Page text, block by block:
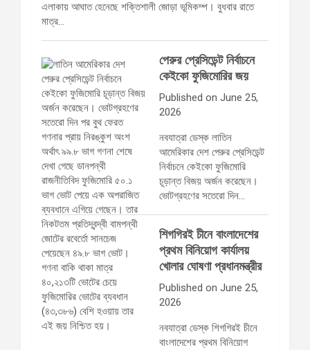
এলাকায় আঘাত হেনেছে শক্তিশালী জোড়া ভূমিকম্প। বুধবার রাতে
মাত্র…
পেরুর প্রেসিডেন্ট নির্বাচনে
কেইকো ফুজিমোরির জয়
Published on June 25,
2026
নবযাত্রা ডেস্ক লাতিন
আমেরিকার দেশ পেরুর প্রেসিডেন্ট
নির্বাচনে কেইকো ফুজিমোরি
চূড়ান্ত বিজয় অর্জন করেছেন।
ভোটগ্রহণের সতেরো দিন…
শিগগিরই চীনে বাংলাদেশের
প্রথম বিনিয়োগ কার্যালয়
খোলার ঘোষণা প্রধানমন্ত্রীর
Published on June 25,
2026
নবযাত্রা ডেস্ক শিগগিরই চীনে
বাংলাদেশের প্রথম বিনিয়োগ